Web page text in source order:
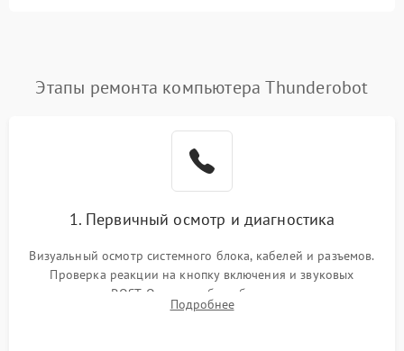
Этапы ремонта компьютера Thunderobot
1. Первичный осмотр и диагностика
Визуальный осмотр системного блока, кабелей и разъемов.
Проверка реакции на кнопку включения и звуковых
сигналов POST. Оценка работы блока питания для
локализации базовых неисправностей без полного разбора.
Подробнее